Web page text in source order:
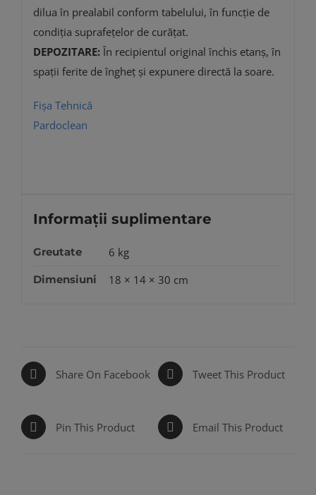
dilua în prealabil conform tabelului, în funcție de
condiția suprafețelor de curățat.
DEPOZITARE: În recipientul original închis etanș, în
spații ferite de îngheţ şi expunere directă la soare.
Fișa Tehnică
Pardoclean
Informații suplimentare
Greutate 6 kg
Dimensiuni 18 × 14 × 30 cm
Share On Facebook Tweet This Product
Pin This Product Email This Product